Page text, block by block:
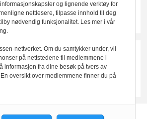
og lignende verktøy for
nettlesere, tilpasse innhold til deg
nødvendig funksjonalitet. Les mer i vår
nettverket. Om du samtykker under, vil
på nettstedene til medlemmene i
informasjon fra dine besøk på tvers av
oversikt over medlemmene finner du på